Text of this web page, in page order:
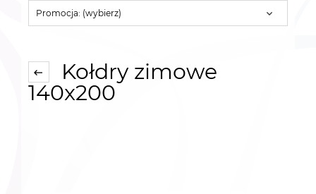
Promocja: (wybierz)
Kołdry zimowe
140x200